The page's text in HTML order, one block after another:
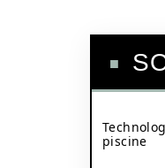
piscine